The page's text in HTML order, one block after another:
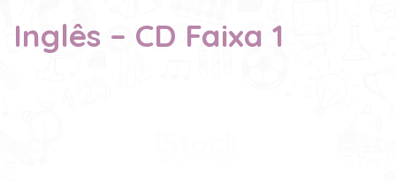
Inglês – CD Faixa 1